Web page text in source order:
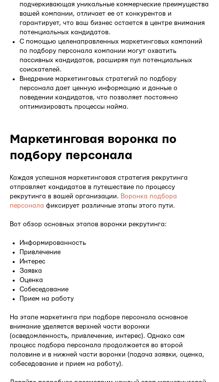
подчеркивающая уникальные коммерческие преимущества
вашей компании, отличает ее от конкурентов и
гарантирует, что ваш бизнес остается в центре внимания
потенциальных кандидатов.
С помощью целенаправленных маркетинговых кампаний
по подбору персонала компании могут охватить
пассивных кандидатов, расширяя пул потенциальных
соискателей.
Внедрение маркетинговых стратегий по подбору
персонала дает ценную информацию и данные о
поведении кандидатов, что позволяет постоянно
оптимизировать процессы найма.
Маркетинговая воронка по
подбору персонала
Каждая успешная маркетинговая стратегия рекрутинга
отправляет кандидатов в путешествие по процессу
рекрутинга в вашей организации. Воронка подбора
персонала фиксирует различные этапы этого пути.
Вот обзор основных этапов воронки рекрутинга:
Информированность
Привлечение
Интерес
Заявка
Оценка
Собеседование
Прием на работу
На этапе маркетинга при подборе персонала основное
внимание уделяется верхней части воронки
(осведомленность, привлечение, интерес). Однако сам
процесс подбора персонала продолжается во второй
половине и в нижней части воронки (подача заявки, оценка,
собеседование и прием на работу).